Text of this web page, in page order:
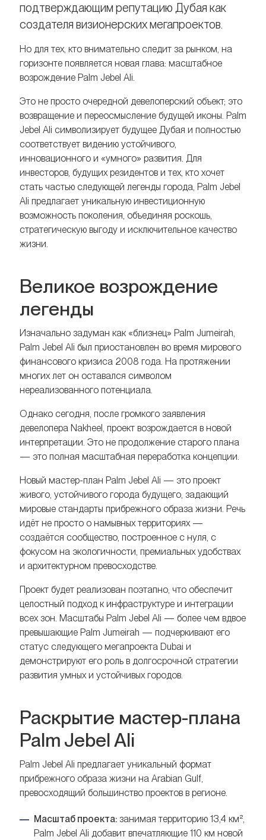
подтверждающим репутацию Дубая как
создателя визионерских мегапроектов.
Но для тех, кто внимательно следит за рынком, на
горизонте появляется новая глава: масштабное
возрождение Palm Jebel Ali.
Это не просто очередной девелоперский объект; это
возвращение и переосмысление будущей иконы. Palm
Jebel Ali символизирует будущее Дубая и полностью
соответствует видению устойчивого,
инновационного и «умного» развития. Для
инвесторов, будущих резидентов и тех, кто хочет
стать частью следующей легенды города, Palm Jebel
Ali предлагает уникальную инвестиционную
возможность поколения, объединяя роскошь,
стратегическую выгоду и исключительное качество
жизни.
Великое возрождение
легенды
Изначально задуман как «близнец» Palm Jumeirah,
Palm Jebel Ali был приостановлен во время мирового
финансового кризиса 2008 года. На протяжении
многих лет он оставался символом
нереализованного потенциала.
Однако сегодня, после громкого заявления
девелопера Nakheel, проект возрождается в новой
интерпретации. Это не продолжение старого плана
— это полная масштабная переработка концепции.
Новый мастер-план Palm Jebel Ali — это проект
живого, устойчивого города будущего, задающий
мировые стандарты прибрежного образа жизни. Речь
идёт не просто о намывных территориях —
создаётся сообщество, построенное с нуля, с
фокусом на экологичности, премиальных удобствах
и архитектурном превосходстве.
Проект будет реализован поэтапно, что обеспечит
целостный подход к инфраструктуре и интеграции
всех зон. Масштабы Palm Jebel Ali — более чем вдвое
превышающие Palm Jumeirah — подчеркивают его
статус следующего мегапроекта Dubai и
демонстрируют его роль в долгосрочной стратегии
развития умных и устойчивых городов.
Раскрытие мастер-плана
Palm Jebel Ali
Palm Jebel Ali предлагает уникальный формат
прибрежного образа жизни на Arabian Gulf,
превосходящий большинство проектов в регионе.
Масштаб проекта: занимая территорию 13,4 км²,
Palm Jebel Ali добавит впечатляющие 110 км новой